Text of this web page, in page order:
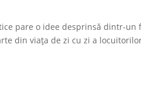
pare o idee desprinsă dintr-un
din viața de zi cu zi a